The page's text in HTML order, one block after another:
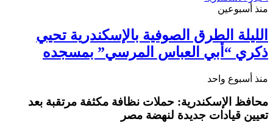
منذ أسبوعين
الليلة الطرق الصوفية بالإسكندرية تحيي
ذكري “أبي العباس المرسي” بمسجده
منذ أسبوع واحد
محافظ الإسكندرية: حملات نظافة مكثفة مرتقبة بعد
تعيين قيادات جديدة لنهضة مصر